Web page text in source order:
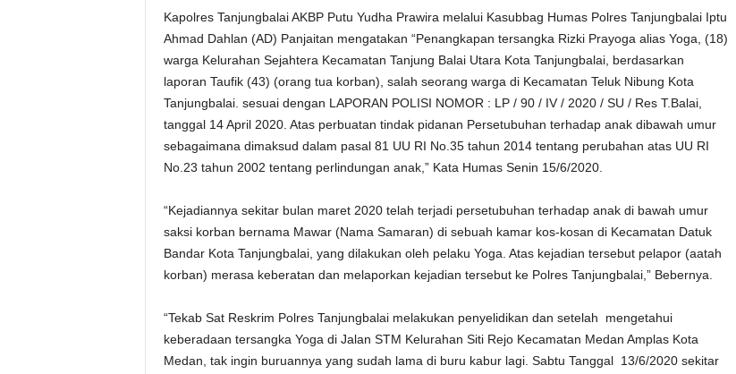
Kapolres Tanjungbalai AKBP Putu Yudha Prawira melalui Kasubbag Humas Polres Tanjungbalai Iptu
Ahmad Dahlan (AD) Panjaitan mengatakan “Penangkapan tersangka Rizki Prayoga alias Yoga, (18)
warga Kelurahan Sejahtera Kecamatan Tanjung Balai Utara Kota Tanjungbalai, berdasarkan
laporan Taufik (43) (orang tua korban), salah seorang warga di Kecamatan Teluk Nibung Kota
Tanjungbalai. sesuai dengan LAPORAN POLISI NOMOR : LP / 90 / IV / 2020 / SU / Res T.Balai,
tanggal 14 April 2020. Atas perbuatan tindak pidanan Persetubuhan terhadap anak dibawah umur
sebagaimana dimaksud dalam pasal 81 UU RI No.35 tahun 2014 tentang perubahan atas UU RI
No.23 tahun 2002 tentang perlindungan anak,” Kata Humas Senin 15/6/2020.
“Kejadiannya sekitar bulan maret 2020 telah terjadi persetubuhan terhadap anak di bawah umur
saksi korban bernama Mawar (Nama Samaran) di sebuah kamar kos-kosan di Kecamatan Datuk
Bandar Kota Tanjungbalai, yang dilakukan oleh pelaku Yoga. Atas kejadian tersebut pelapor (aatah
korban) merasa keberatan dan melaporkan kejadian tersebut ke Polres Tanjungbalai,” Bebernya.
“Tekab Sat Reskrim Polres Tanjungbalai melakukan penyelidikan dan setelah mengetahui
keberadaan tersangka Yoga di Jalan STM Kelurahan Siti Rejo Kecamatan Medan Amplas Kota
Medan, tak ingin buruannya yang sudah lama di buru kabur lagi. Sabtu Tanggal 13/6/2020 sekitar